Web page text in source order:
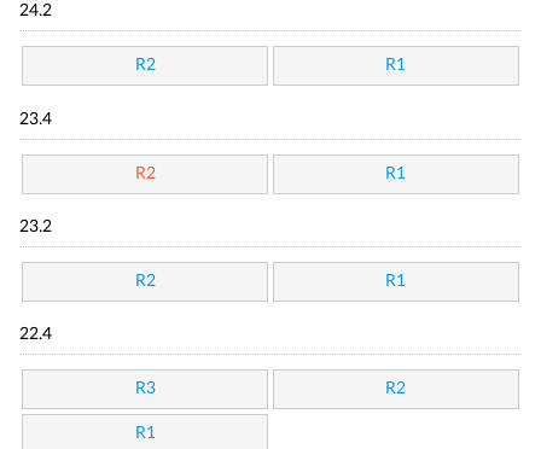
24.2
R2 R1
23.4
R2 R1
23.2
R2 R1
22.4
R3 R2
R1